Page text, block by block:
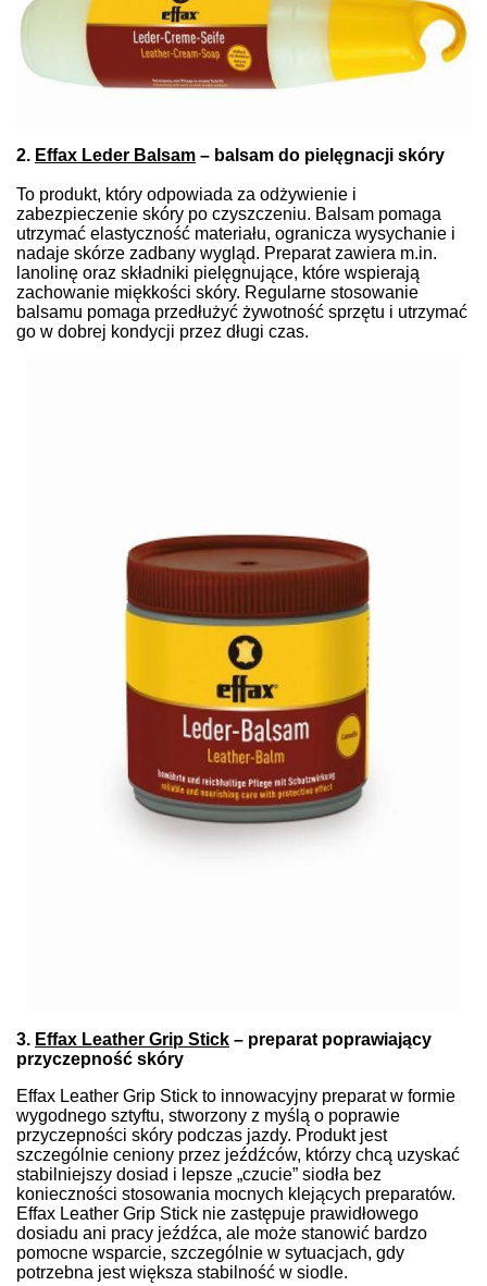
2. Effax Leder Balsam – balsam do pielęgnacji skóry
To produkt, który odpowiada za odżywienie i
zabezpieczenie skóry po czyszczeniu. Balsam pomaga
utrzymać elastyczność materiału, ogranicza wysychanie i
nadaje skórze zadbany wygląd. Preparat zawiera m.in.
lanolinę oraz składniki pielęgnujące, które wspierają
zachowanie miękkości skóry. Regularne stosowanie
balsamu pomaga przedłużyć żywotność sprzętu i utrzymać
go w dobrej kondycji przez długi czas.
3. Effax Leather Grip Stick – preparat poprawiający
przyczepność skóry
Effax Leather Grip Stick to innowacyjny preparat w formie
wygodnego sztyftu, stworzony z myślą o poprawie
przyczepności skóry podczas jazdy. Produkt jest
szczególnie ceniony przez jeźdźców, którzy chcą uzyskać
stabilniejszy dosiad i lepsze „czucie” siodła bez
konieczności stosowania mocnych klejących preparatów.
Effax Leather Grip Stick nie zastępuje prawidłowego
dosiadu ani pracy jeźdźca, ale może stanowić bardzo
pomocne wsparcie, szczególnie w sytuacjach, gdy
potrzebna jest większa stabilność w siodle.